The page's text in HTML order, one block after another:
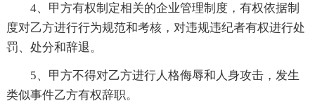
4、甲方有权制定相关的企业管理制度，有权依据制
度对乙方进行行为规范和考核，对违规违纪者有权进行处
罚、处分和辞退。
5、甲方不得对乙方进行人格侮辱和人身攻击，发生
类似事件乙方有权辞职。